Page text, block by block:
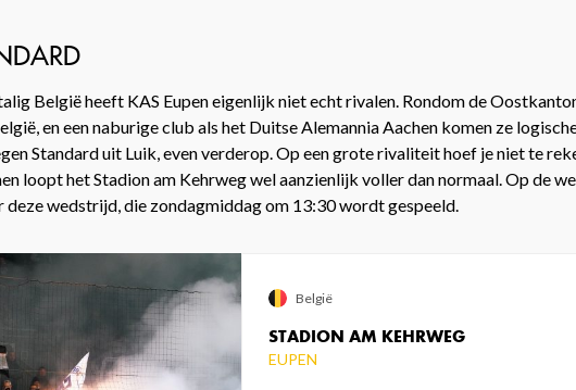
België heeft KAS Eupen eigenlijk niet echt rivalen. Rondom de
en een naburige club als het Duitse Alemannia Aachen komen ze
Standard uit Luik, even verderop. Op een grote rivaliteit hoef je niet te
loopt het Stadion am Kehrweg wel aanzienlijk voller dan normaal. Op de
deze wedstrijd, die zondagmiddag om 13:30 wordt gespeeld.
STADION AM KEHRWEG
EUPEN
België